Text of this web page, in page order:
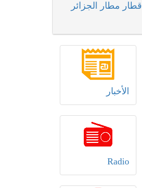
مطار الجزائر
الأخبار
Radio